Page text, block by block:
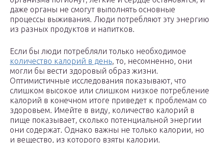
даже органы не смогут выполнять основные
процессы выживания. Люди потребляют эту энергию
из разных продуктов и напитков.
Если бы люди потребляли только необходимое
количество калорий в день, то, несомненно, они
могли бы вести здоровый образ жизни.
Оптимистичные исследования показывают, что
слишком высокое или слишком низкое потребление
калорий в конечном итоге приведет к проблемам со
здоровьем. Имейте в виду, количество калорий в
пище показывает, сколько потенциальной энергии
они содержат. Однако важны не только калории, но
и вещество, из которого взяты калории.